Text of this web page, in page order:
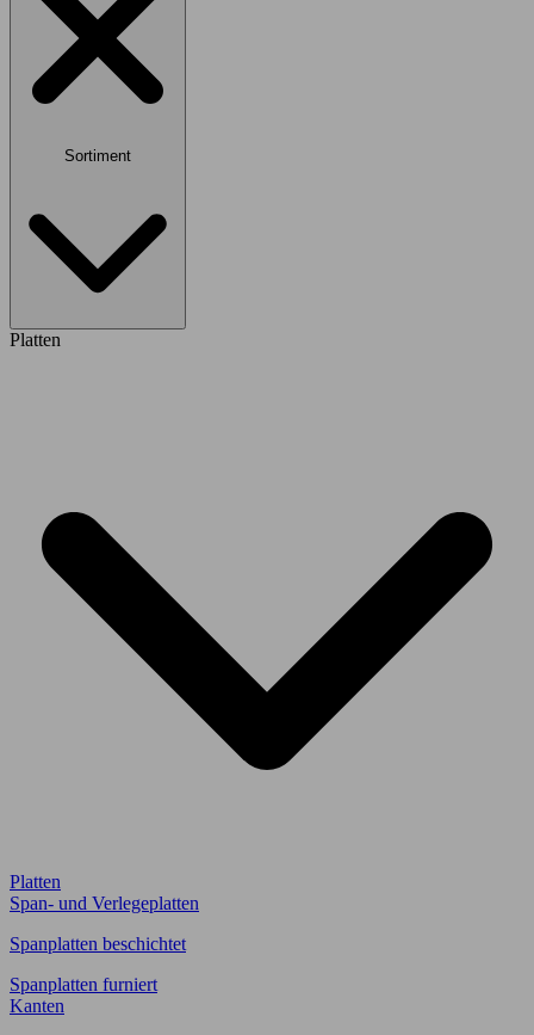
Sortiment
Platten
Platten
Span- und Verlegeplatten
Spanplatten beschichtet
Spanplatten furniert
Kanten